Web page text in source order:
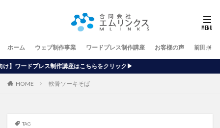
ホーム ウェブ制作事業 ワードプレス制作講座 お客様の声 前田が行
座はこちらをクリック▶
HOME 軟骨ソーキそば
TAG